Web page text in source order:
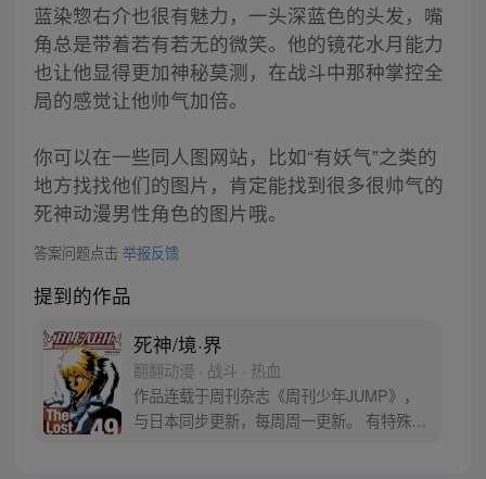
蓝染惣右介也很有魅力，一头深蓝色的头发，嘴
角总是带着若有若无的微笑。他的镜花水月能力
也让他显得更加神秘莫测，在战斗中那种掌控全
局的感觉让他帅气加倍。
你可以在一些同人图网站，比如“有妖气”之类的
地方找找他们的图片，肯定能找到很多很帅气的
死神动漫男性角色的图片哦。
答案问题点击 举报反馈
提到的作品
死神/境·界
翻翻动漫 · 战斗 · 热血
作品连载于周刊杂志《周刊少年JUMP》，
与日本同步更新，每周周一更新。 有特殊能